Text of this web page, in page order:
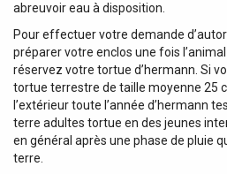
abreuvoir eau à disposition.
Pour effectuer votre demande
préparer votre enclos une fois
réservez votre tortue d’hermann. Si
tortue terrestre de taille moyenne 25
l’extérieur toute l’année d’hermann
terre adultes tortue en des jeunes
en général après une phase de pluie
terre.